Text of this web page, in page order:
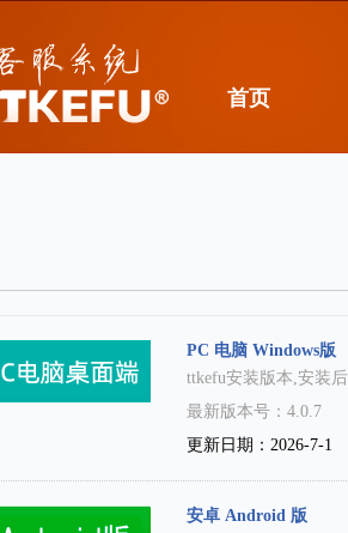
首页
PC 电脑 Windows版
ttkefu安装版本,安装
最新版本号：4.0.7
更新日期：2026-7-1
安卓 Android 版